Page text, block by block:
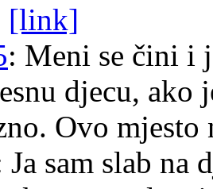
[link]
: Meni se čini i
djecu, ako
Ovo
Ja sam slab na